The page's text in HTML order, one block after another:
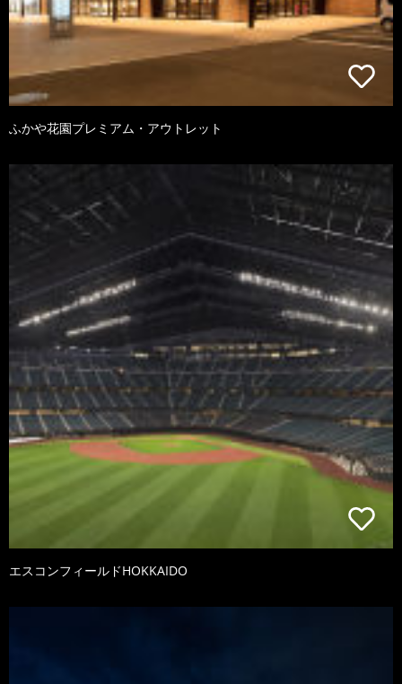
ふかや花園プレミアム・アウトレット
エスコンフィールドHOKKAIDO